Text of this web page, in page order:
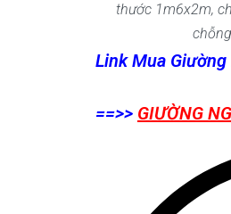
thước 1m6x2m,
Link Mua Giường
==>> GIƯỜNG